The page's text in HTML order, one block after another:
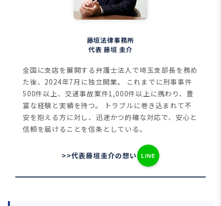
藤垣法律事務所
代表 藤垣 圭介
全国に支店を展開する弁護士法人で埼玉支部長を務め
た後、2024年7月に独立開業。
これまでに刑事事件
500件以上、交通事故案件1,000件以上に携わり、豊
富な経験と実績を持つ。
トラブルに巻き込まれて不
安を抱える方に対し、迅速かつ的確な対応で、安心と
信頼を届けることを信条としている。
>>代表藤垣圭介の想い LINE